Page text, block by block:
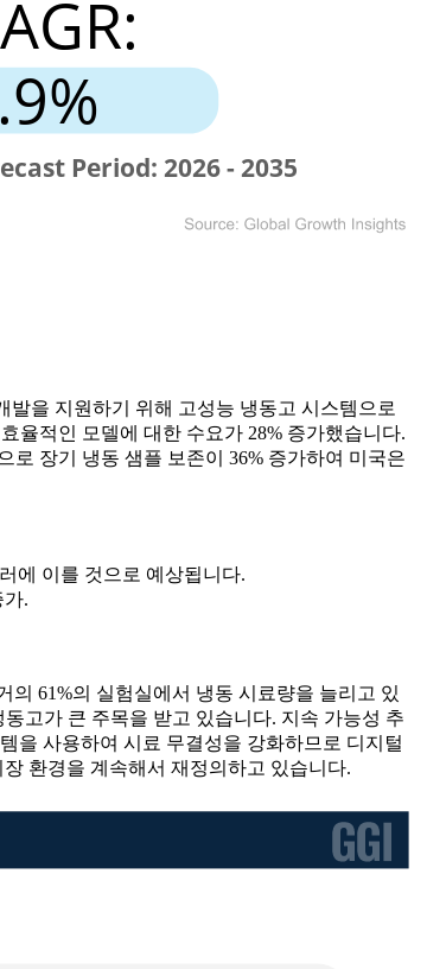
발을 지원하기 위해 고성능 냉동고 시스템으로
율적인 모델에 대한 수요가 28% 증가했습니다.
로 장기 냉동 샘플 보존이 36% 증가하여 미국은
에 이를 것으로 예상됩니다.
가.
61%의 실험실에서 냉동 시료량을 늘리고 있
고가 큰 주목을 받고 있습니다. 지속 가능성 추
을 사용하여 시료 무결성을 강화하므로 디지털
환경을 계속해서 재정의하고 있습니다.